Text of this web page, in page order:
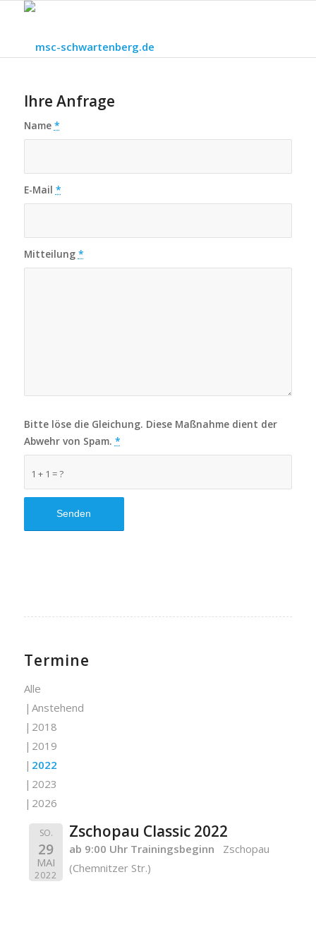
Ihre Anfrage
Name *
E-Mail *
Mitteilung *
1 + 1 = ?
Bitte löse die Gleichung. Diese Maßnahme dient der
Abwehr von Spam. *
Termine
Alle
Anstehend
2018
2019
2022
2023
2026
SO.
29
MAI
2022
Zschopau Classic 2022
ab 9:00 Uhr Trainingsbeginn
Zschopau
(Chemnitzer Str.)